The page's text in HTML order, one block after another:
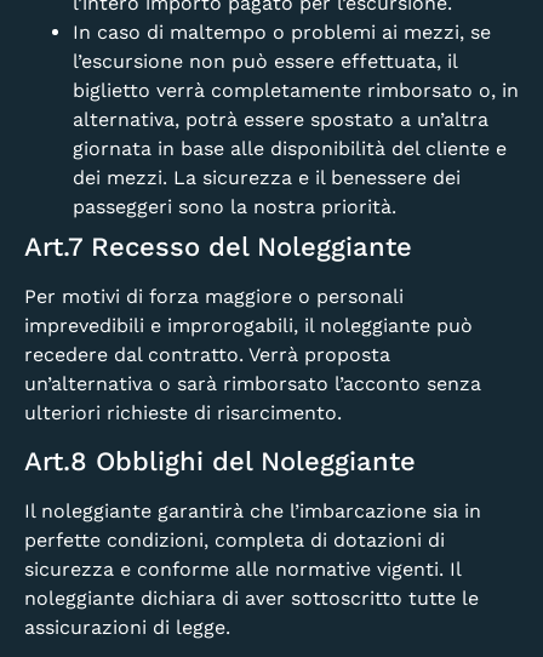
In caso di maltempo o problemi ai mezzi, se
l’escursione non può essere effettuata, il
biglietto verrà completamente rimborsato o, in
alternativa, potrà essere spostato a un’altra
giornata in base alle disponibilità del cliente e
dei mezzi. La sicurezza e il benessere dei
passeggeri sono la nostra priorità.
Art.7 Recesso del Noleggiante
Per motivi di forza maggiore o personali
imprevedibili e improrogabili, il noleggiante può
recedere dal contratto. Verrà proposta
un’alternativa o sarà rimborsato l’acconto senza
ulteriori richieste di risarcimento.
Art.8 Obblighi del Noleggiante
Il noleggiante garantirà che l’imbarcazione sia in
perfette condizioni, completa di dotazioni di
sicurezza e conforme alle normative vigenti. Il
noleggiante dichiara di aver sottoscritto tutte le
assicurazioni di legge.